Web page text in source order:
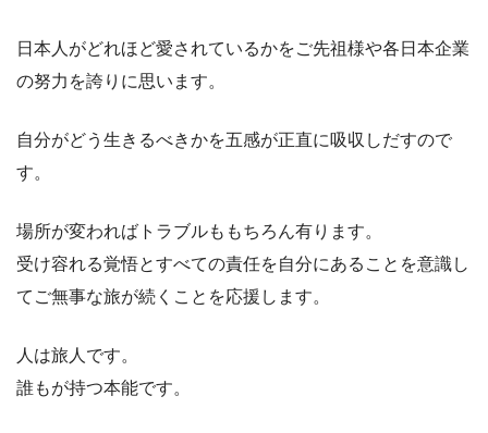
日本人がどれほど愛されているかをご先祖様や各日本企業
の努力を誇りに思います。
自分がどう生きるべきかを五感が正直に吸収しだすので
す。
場所が変わればトラブルももちろん有ります。
受け容れる覚悟とすべての責任を自分にあることを意識し
てご無事な旅が続くことを応援します。
人は旅人です。
誰もが持つ本能です。